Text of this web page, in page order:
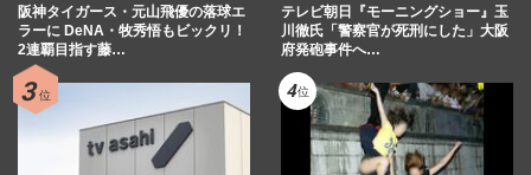
阪神タイガース・元山飛優の落球エ
ラーに DeNA・牧秀悟もビックリ！
2連覇目指す藤…
テレビ朝日『モーニングショー』玉
川徹氏「警察官が死刑にした」大阪
府発砲事件へ…